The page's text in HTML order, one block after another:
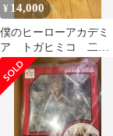
¥ 14,000
僕のヒーローアカデミ
ア トガヒミコ 二次
元化Ver. フィギュア